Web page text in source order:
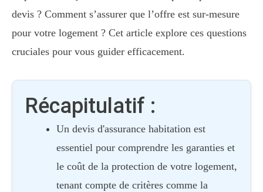
devis ? Comment s’assurer que l’offre est sur-mesure
pour votre logement ? Cet article explore ces questions
cruciales pour vous guider efficacement.
Récapitulatif :
Un devis d'assurance habitation est
essentiel pour comprendre les garanties et
le coût de la protection de votre logement,
tenant compte de critères comme la